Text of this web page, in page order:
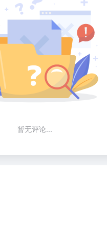
暂无评论...